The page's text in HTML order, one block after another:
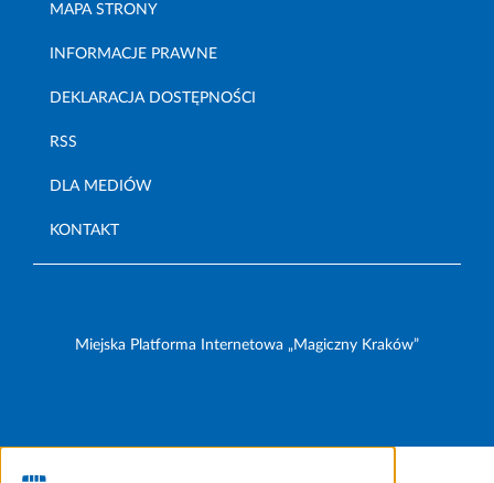
MAPA STRONY
INFORMACJE PRAWNE
DEKLARACJA DOSTĘPNOŚCI
RSS
DLA MEDIÓW
KONTAKT
Miejska Platforma Internetowa „Magiczny Kraków”